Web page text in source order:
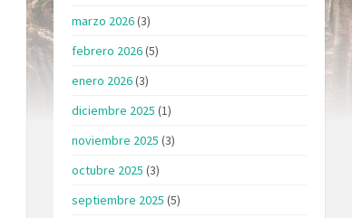
marzo 2026(3)
febrero 2026(5)
enero 2026(3)
diciembre 2025 (1)
noviembre 2025 (3)
octubre 2025 (3)
septiembre 2025 (5)